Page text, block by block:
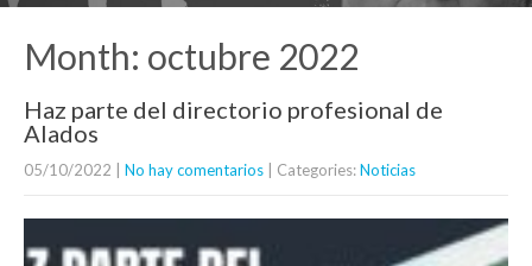
Month: octubre 2022
Haz parte del directorio profesional de
Alados
05/10/2022 | No hay comentarios | Categories:Noticias